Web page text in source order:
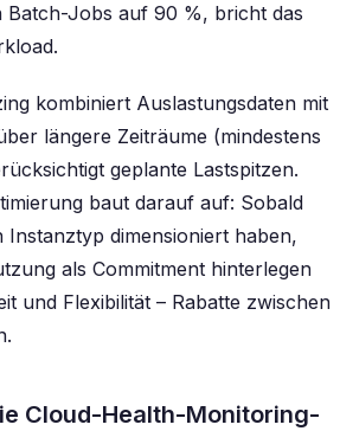
Batch-Jobs auf 90 %, bricht das
kombiniert Auslastungsdaten mit
längere Zeiträume (mindestens
geplante Lastspitzen.
baut darauf auf: Sobald
Instanztyp dimensioniert haben,
als Commitment hinterlegen
und Flexibilität – Rabatte zwischen
Cloud-Health-Monitoring-